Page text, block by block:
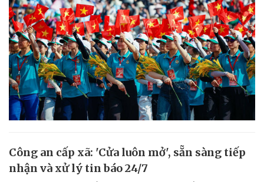
Công an cấp xã: 'Cửa luôn mở', sẵn sàng tiếp
nhận và xử lý tin báo 24/7